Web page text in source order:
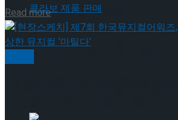
혜화로운 공연생활, 자립준비
‘비바! 뮤지컬’ 진행 … 김지훈,
Read more